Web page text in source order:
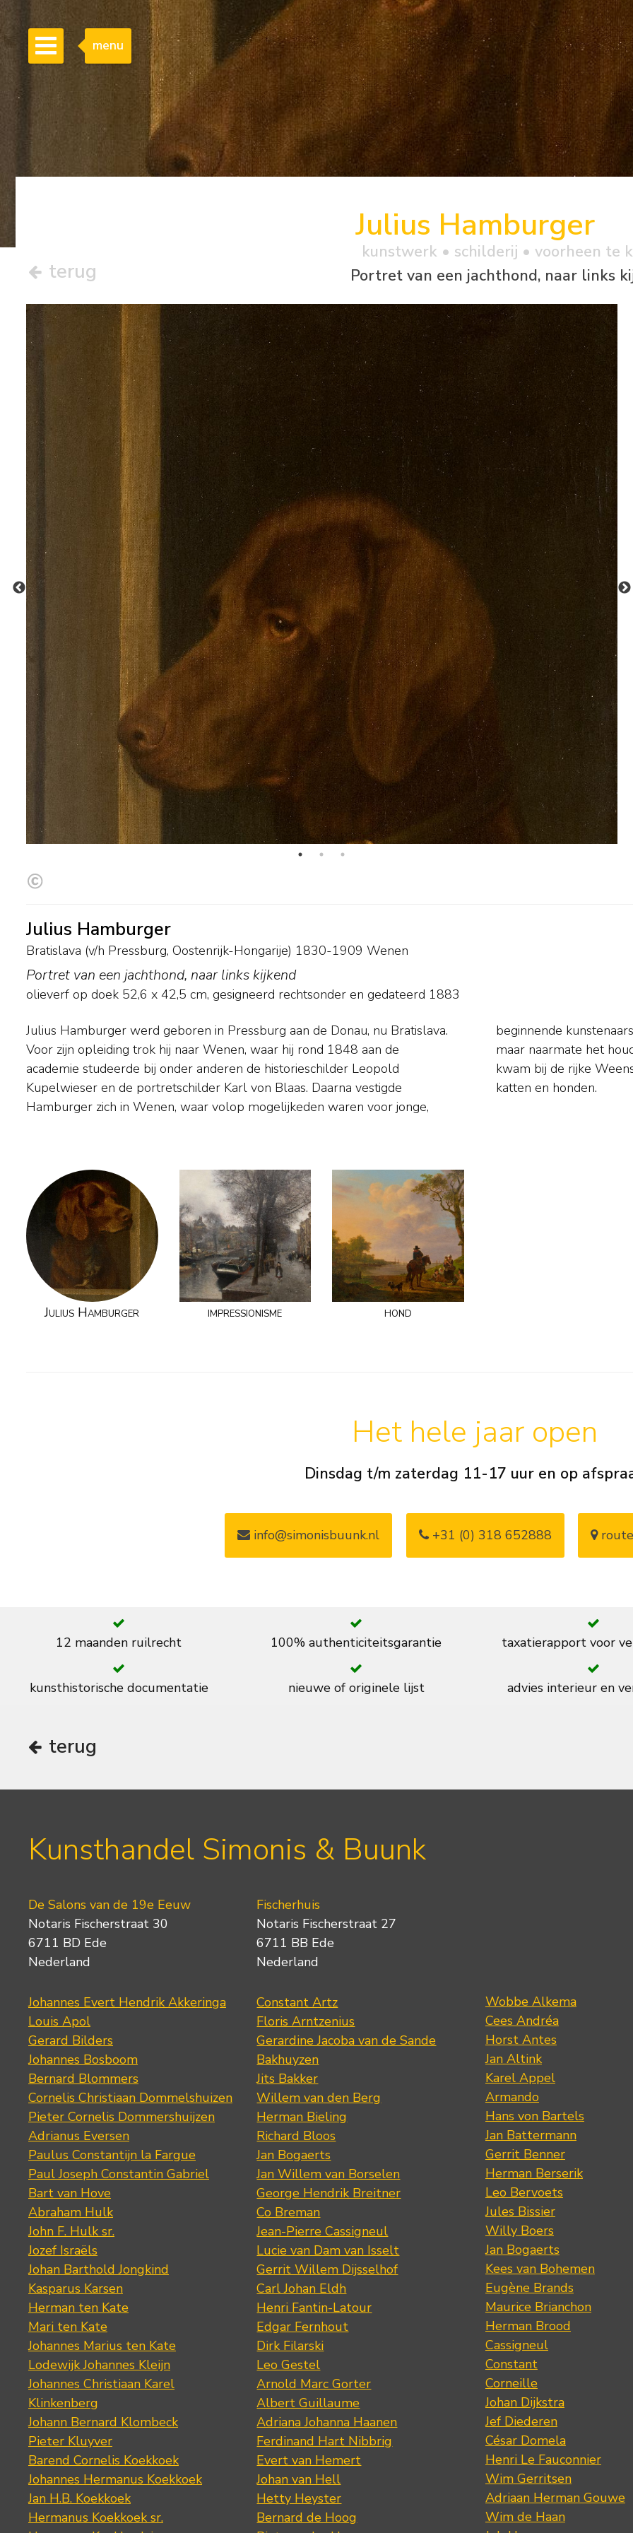
menu
terug
Julius Hamburger
kunstwerk • schilderij • voorheen te
Portret van een jachthond, naar links
Julius Hamburger
Bratislava (v/h Pressburg, Oostenrijk-Hongarije) 1830-1909 Wenen
Portret van een jachthond, naar links kijkend
olieverf op doek 52,6 x 42,5 cm, gesigneerd rechtsonder en gedateerd 1883
Julius Hamburger werd geboren in Pressburg aan de Donau, nu Bratislava.
Voor zijn opleiding trok hij naar Wenen, waar hij rond 1848 aan de
academie studeerde bij onder anderen de historieschilder Leopold
Kupelwieser en de portretschilder Karl von Blaas. Daarna vestigde
Hamburger zich in Wenen, waar volop mogelijkeden waren voor jonge,
beginnende kunstenaars. Hij kreeg er veel opdrachten voor portretten,
maar naarmate het houden van kleine huisdieren steeds meer in de mode
kwam bij de rijke Weense middenklasse schilderde hij portretten van
katten en honden.
Julius Hamburger impressionisme hond
Het hele jaar open
Dinsdag t/m zaterdag 11-17 uur en op
info@simonisbuunk.nl +31 (0) 318 652888
12 maanden ruilrecht 100% authenticiteitsgarantie taxatierapport voor
kunsthistorische documentatie nieuwe of originele lijst advies interieur en
terug
Kunsthandel Simonis & Buunk
De Salons van de 19e Eeuw
Notaris Fischerstraat 30
6711 BD Ede
Nederland
Johannes Evert Hendrik Akkeringa
Louis Apol
Gerard Bilders
Johannes Bosboom
Bernard Blommers
Cornelis Christiaan Dommelshuizen
Pieter Cornelis Dommershuijzen
Adrianus Eversen
Paulus Constantijn la Fargue
Paul Joseph Constantin Gabriel
Bart van Hove
Abraham Hulk
John F. Hulk sr.
Jozef Israëls
Johan Barthold Jongkind
Kasparus Karsen
Herman ten Kate
Mari ten Kate
Johannes Marius ten Kate
Lodewijk Johannes Kleijn
Johannes Christiaan Karel
Klinkenberg
Johann Bernard Klombeck
Pieter Kluyver
Barend Cornelis Koekkoek
Johannes Hermanus Koekkoek
Jan H.B. Koekkoek
Hermanus Koekkoek sr.
Fischerhuis
Notaris Fischerstraat 27
6711 BB Ede
Nederland
Constant Artz
Floris Arntzenius
Gerardine Jacoba van de Sande
Bakhuyzen
Jits Bakker
Willem van den Berg
Herman Bieling
Richard Bloos
Jan Bogaerts
Jan Willem van Borselen
George Hendrik Breitner
Co Breman
Jean-Pierre Cassigneul
Lucie van Dam van Isselt
Gerrit Willem Dijsselhof
Carl Johan Eldh
Henri Fantin-Latour
Edgar Fernhout
Dirk Filarski
Leo Gestel
Arnold Marc Gorter
Albert Guillaume
Adriana Johanna Haanen
Ferdinand Hart Nibbrig
Evert van Hemert
Johan van Hell
Hetty Heyster
Bernard de Hoog
Wobbe Alkema
Cees Andréa
Horst Antes
Jan Altink
Karel Appel
Armando
Hans von Bartels
Jan Battermann
Gerrit Benner
Herman Berserik
Leo Bervoets
Jules Bissier
Willy Boers
Jan Bogaerts
Kees van Bohemen
Eugène Brands
Maurice Brianchon
Herman Brood
Cassigneul
Constant
Corneille
Johan Dijkstra
Jef Diederen
César Domela
Henri Le Fauconnier
Wim Gerritsen
Adriaan Herman Gouwe
Wim de Haan